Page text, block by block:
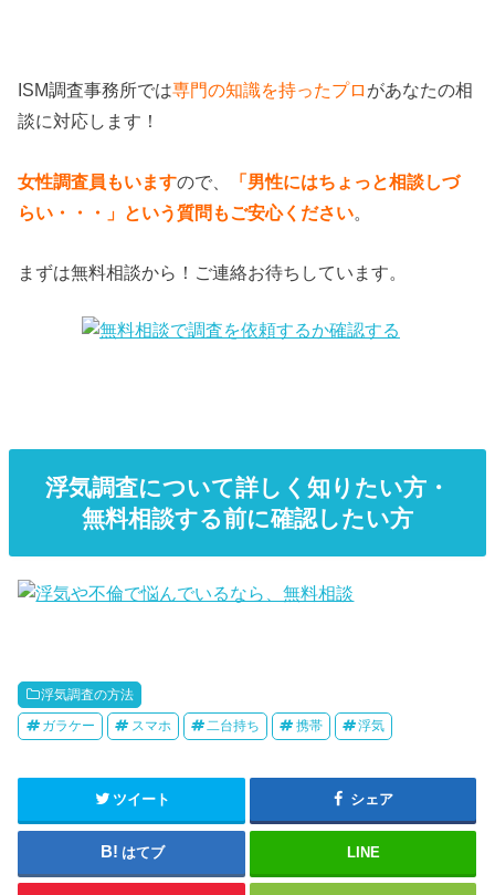
ISM調査事務所では専門の知識を持ったプロ があなたの相
談に対応します！
女性調査員もいますので、
「男性にはちょっと相談しづ
らい・・・」という質問もご安心ください
まずは無料相談から！ご連絡お待ちしています。
浮気調査について詳しく知りたい方・
無料相談する前に確認したい方
浮気調査の方法
ガラケー スマホ 二台持ち 携帯 浮気
ツイート シェア
はてブ LINE